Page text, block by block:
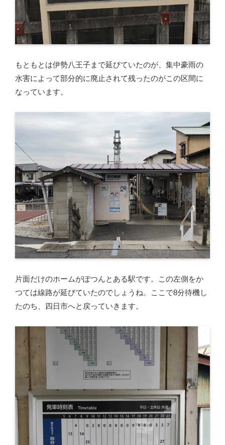
もともとは伊勢八王子まで延びていたのが、集中豪雨の
水害によって部分的に廃止されて残ったのがこの区間に
なっています。
片面だけのホームがぽつんとある駅です。この左側をか
つては線路が延びていたのでしょうね。ここで8分待機し
たのち、四日市へと戻っていきます。